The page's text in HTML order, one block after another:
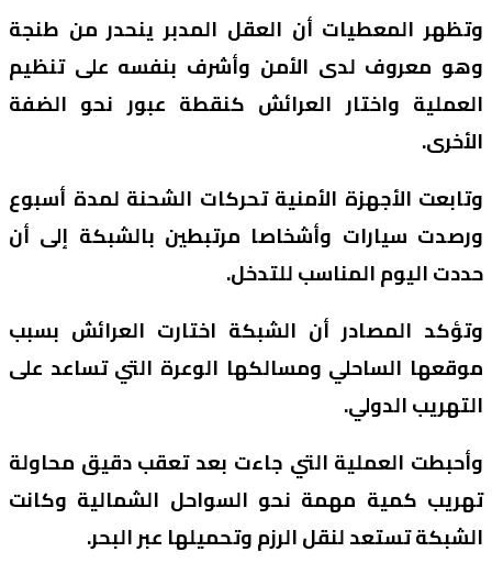
وتظهر المعطيات أن العقل المدبر ينحدر من طنجة
وهو معروف لدى الأمن وأشرف بنفسه على تنظيم
العملية واختار العرائش كنقطة عبور نحو الضفة
الأخرى.
وتابعت الأجهزة الأمنية تحركات الشحنة لمدة أسبوع
ورصدت سيارات وأشخاصا مرتبطين بالشبكة إلى أن
حددت اليوم المناسب للتدخل.
وتؤكد المصادر أن الشبكة اختارت العرائش بسبب
موقعها الساحلي ومسالكها الوعرة التي تساعد على
التهريب الدولي.
وأحبطت العملية التي جاءت بعد تعقب دقيق محاولة
تهريب كمية مهمة نحو السواحل الشمالية وكانت
الشبكة تستعد لنقل الرزم وتحميلها عبر البحر.